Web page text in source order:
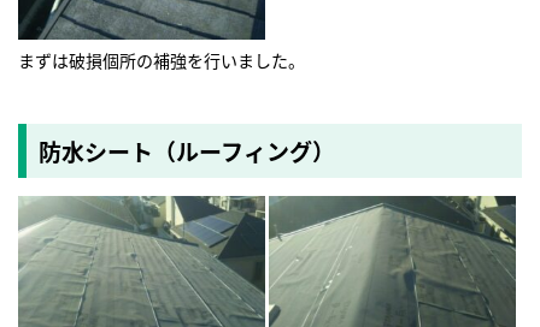
まずは破損個所の補強を行いました。
防水シート（ルーフィング）